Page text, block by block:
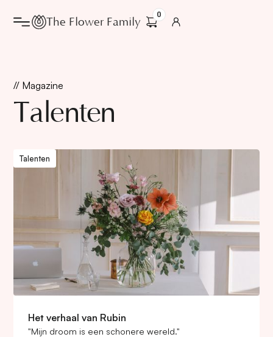
The Flower Family
0
// Magazine
Talenten
Het verhaal van Rubin
"Mijn droom is een schonere wereld."
Talenten